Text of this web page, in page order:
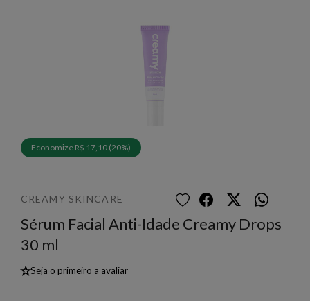
Economize R$ 17,10 (20%)
CREAMY SKINCARE
Sérum Facial Anti-Idade Creamy Drops
30 ml
★Seja o primeiro a avaliar